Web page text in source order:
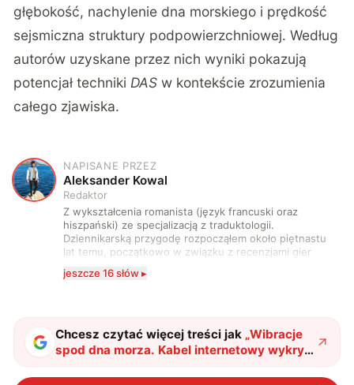
głębokość, nachylenie dna morskiego i prędkość
sejsmiczna struktury podpowierzchniowej. Według
autorów uzyskane przez nich wyniki pokazują
potencjał techniki DASw kontekście zrozumienia
całego zjawiska.
A
NAPISANE PRZEZ
Aleksander Kowal
Redaktor
Z wykształcenia romanista (język francuski oraz
hiszpański) ze specjalizacją z traduktologii.
Dziennikarską przygodę rozpocząłem około piętnastu
lat temu, początkowo w związku z recenzjami gier
komputerowych i filmów. Obecnie publikuję
zdecydowanie częściej na tematy związane z nauką
także uprawiać oraz oglądać sport.
jeszcze 16 słów ▸
Chcesz czytać więcej treści jak „Wibracje
spod dna morza. Kabel internetowy wykrył
podwodne sygnały"?